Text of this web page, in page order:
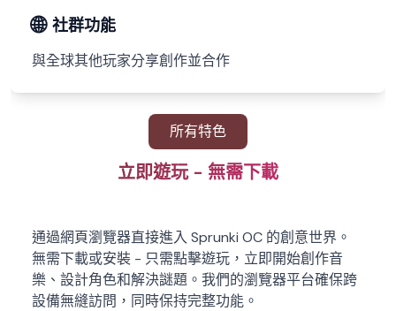
🌐 社群功能
與全球其他玩家分享創作並合作
所有特色
立即遊玩 - 無需下載
通過網頁瀏覽器直接進入 Sprunki OC 的創意世界。
無需下載或安裝 - 只需點擊遊玩，立即開始創作音
樂、設計角色和解決謎題。我們的瀏覽器平台確保跨
設備無縫訪問，同時保持完整功能。